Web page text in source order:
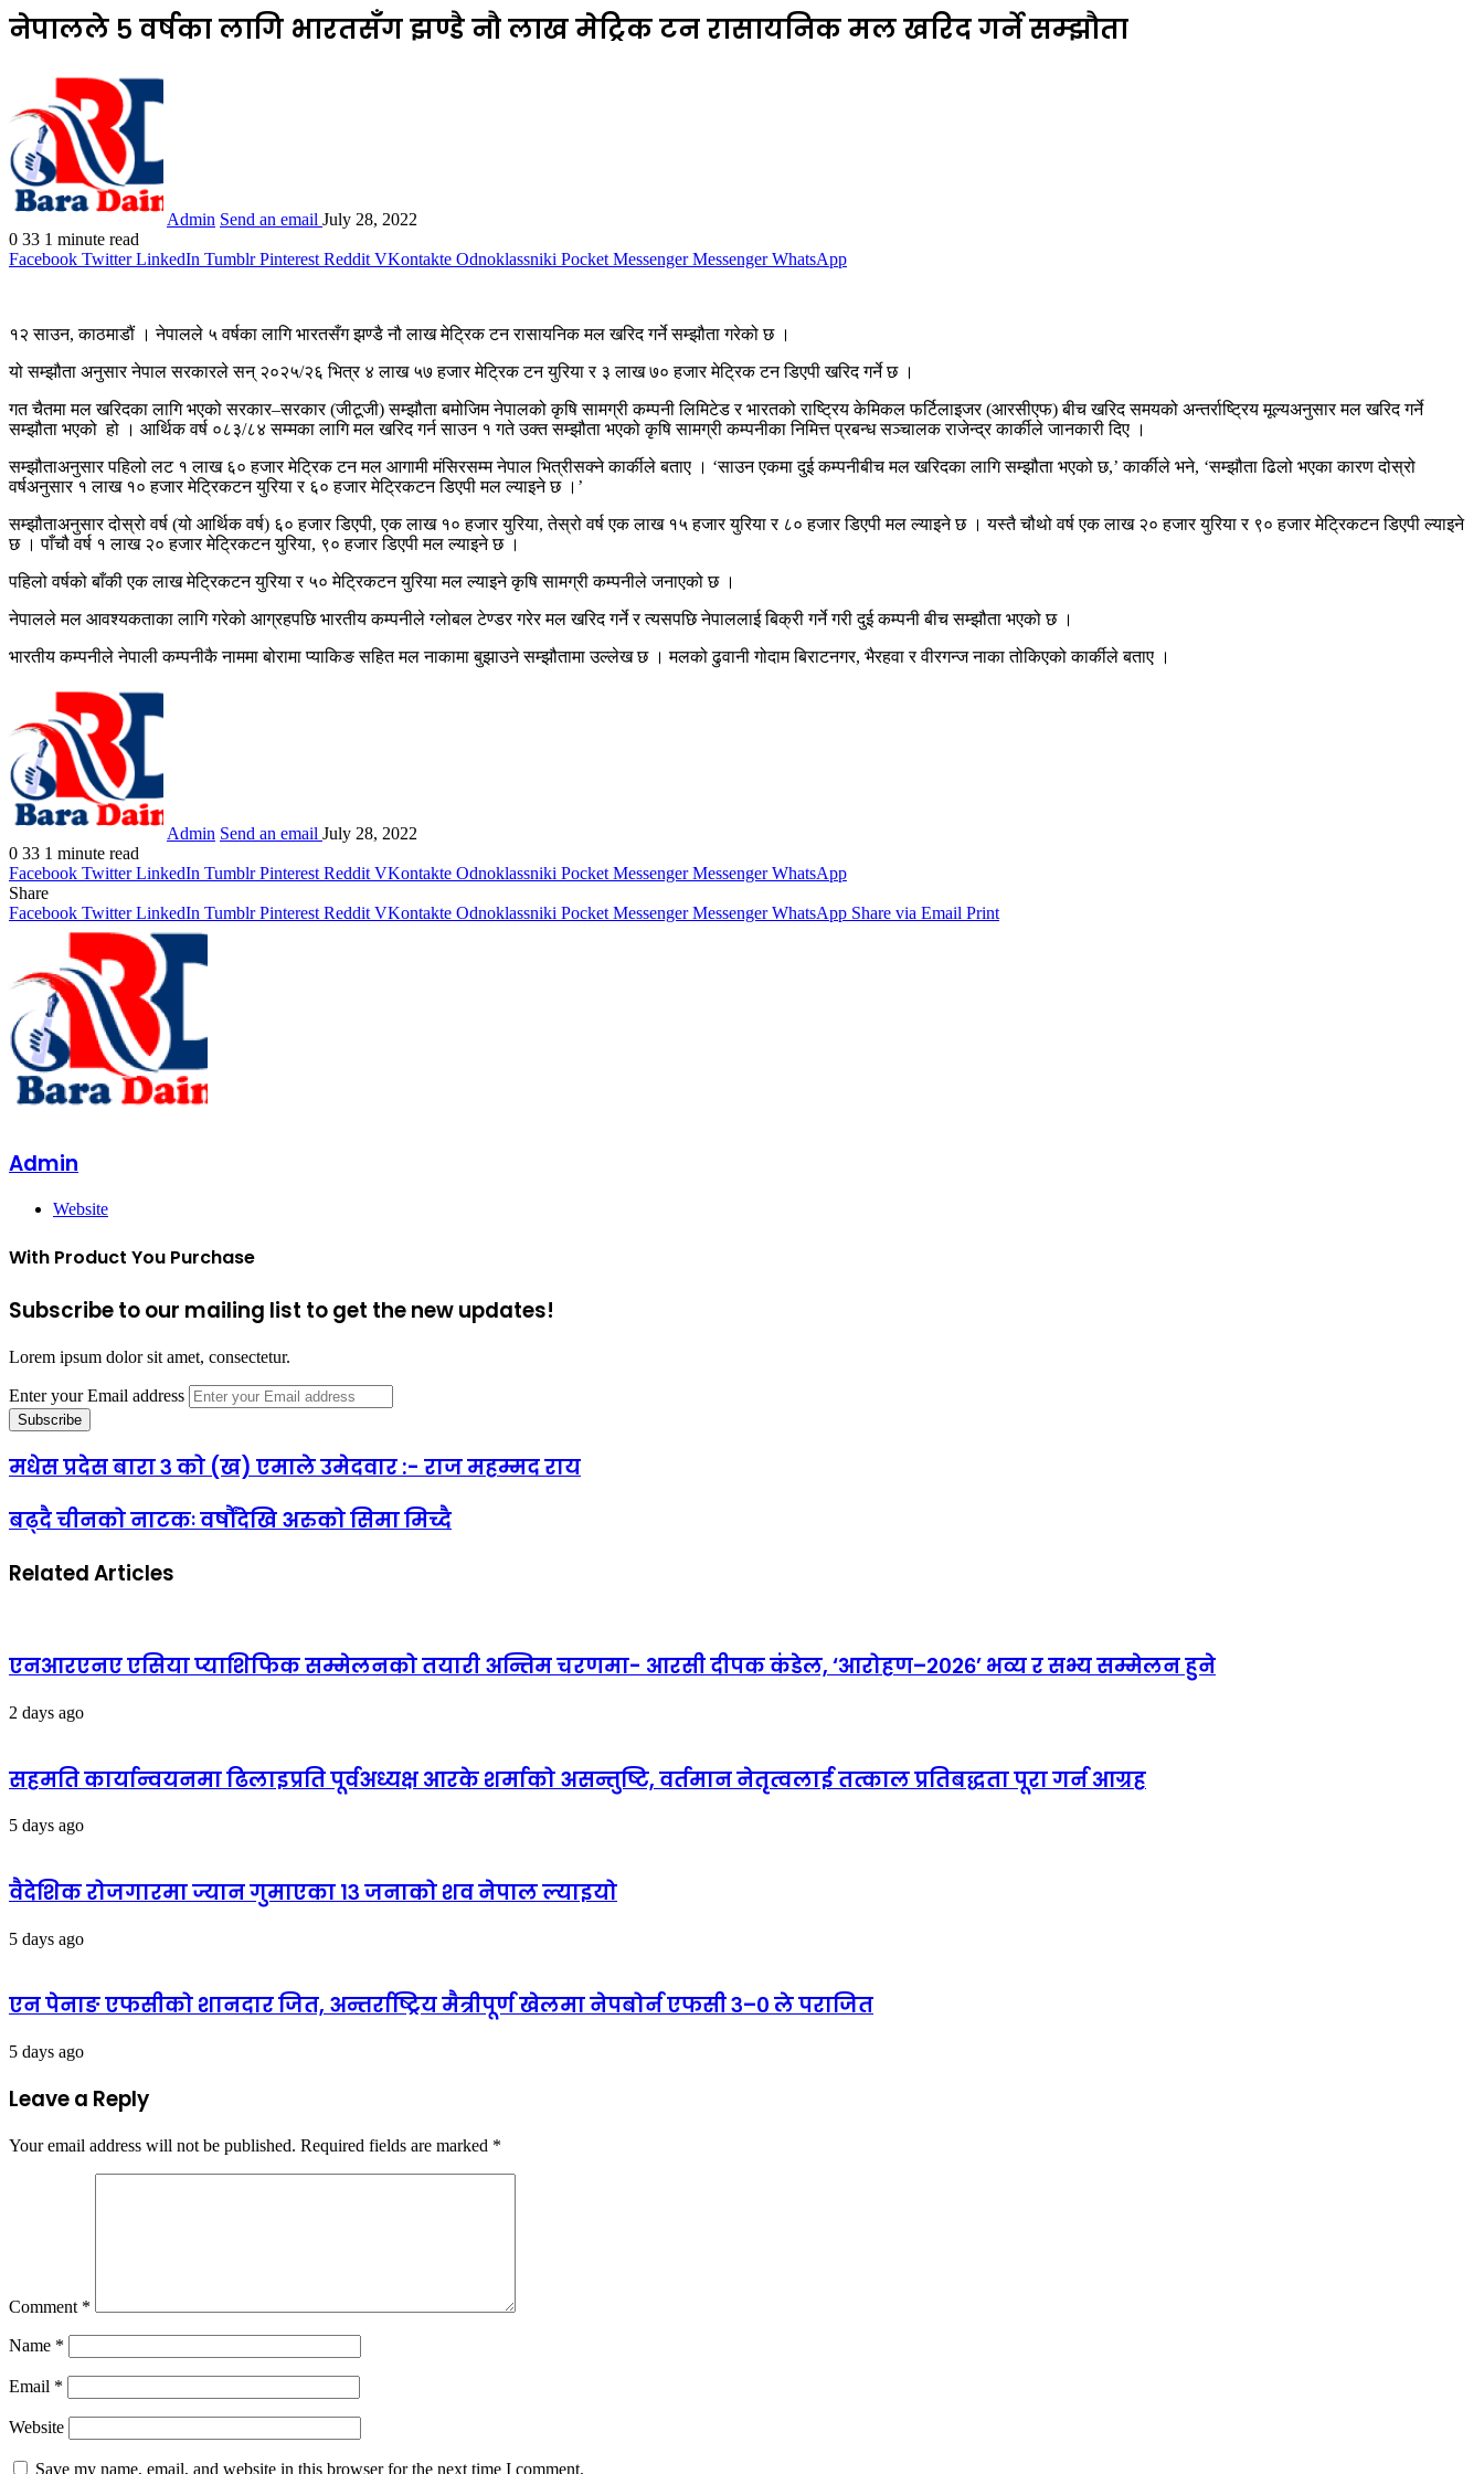
नेपालले ५ वर्षका लागि भारतसँग झण्डै नौ लाख मेट्रिक टन रासायनिक मल खरिद गर्ने सम्झौता
Admin Send an email July 28, 2022
0 33 1 minute read
Facebook Twitter LinkedIn Tumblr Pinterest Reddit VKontakte Odnoklassniki Pocket Messenger Messenger WhatsApp
१२ साउन, काठमाडौं । नेपालले ५ वर्षका लागि भारतसँग झण्डै नौ लाख मेट्रिक टन रासायनिक मल खरिद गर्ने सम्झौता गरेको छ ।
यो सम्झौता अनुसार नेपाल सरकारले सन् २०२५/२६ भित्र ४ लाख ५७ हजार मेट्रिक टन युरिया र ३ लाख ७० हजार मेट्रिक टन डिएपी खरिद गर्ने छ ।
गत चैतमा मल खरिदका लागि भएको सरकार–सरकार (जीटूजी) सम्झौता बमोजिम नेपालको कृषि सामग्री कम्पनी लिमिटेड र भारतको राष्ट्रिय केमिकल फर्टिलाइजर (आरसीएफ) बीच खरिद समयको अन्तर्राष्ट्रिय मूल्यअनुसार मल खरिद गर्ने
सम्झौता भएको हो । आर्थिक वर्ष ०८३/८४ सम्मका लागि मल खरिद गर्न साउन १ गते उक्त सम्झौता भएको कृषि सामग्री कम्पनीका निमित्त प्रबन्ध सञ्चालक राजेन्द्र कार्कीले जानकारी दिए ।
सम्झौताअनुसार पहिलो लट १ लाख ६० हजार मेट्रिक टन मल आगामी मंसिरसम्म नेपाल भित्रीसक्ने कार्कीले बताए । ‘साउन एकमा दुई कम्पनीबीच मल खरिदका लागि सम्झौता भएको छ,’ कार्कीले भने, ‘सम्झौता ढिलो भएका कारण दोस्रो
वर्षअनुसार १ लाख १० हजार मेट्रिकटन युरिया र ६० हजार मेट्रिकटन डिएपी मल ल्याइने छ ।’
सम्झौताअनुसार दोस्रो वर्ष (यो आर्थिक वर्ष) ६० हजार डिएपी, एक लाख १० हजार युरिया, तेस्रो वर्ष एक लाख १५ हजार युरिया र ८० हजार डिएपी मल ल्याइने छ । यस्तै चौथो वर्ष एक लाख २० हजार युरिया र ९० हजार मेट्रिकटन डिएपी ल्याइने
छ । पाँचौ वर्ष १ लाख २० हजार मेट्रिकटन युरिया, ९० हजार डिएपी मल ल्याइने छ ।
पहिलो वर्षको बाँकी एक लाख मेट्रिकटन युरिया र ५० मेट्रिकटन युरिया मल ल्याइने कृषि सामग्री कम्पनीले जनाएको छ ।
नेपालले मल आवश्यकताका लागि गरेको आग्रहपछि भारतीय कम्पनीले ग्लोबल टेण्डर गरेर मल खरिद गर्ने र त्यसपछि नेपाललाई बिक्री गर्ने गरी दुई कम्पनी बीच सम्झौता भएको छ ।
भारतीय कम्पनीले नेपाली कम्पनीकै नाममा बोरामा प्याकिङ सहित मल नाकामा बुझाउने सम्झौतामा उल्लेख छ । मलको ढुवानी गोदाम बिराटनगर, भैरहवा र वीरगन्ज नाका तोकिएको कार्कीले बताए ।
Admin Send an email July 28, 2022
0 33 1 minute read
Facebook Twitter LinkedIn Tumblr Pinterest Reddit VKontakte Odnoklassniki Pocket Messenger Messenger WhatsApp
Share
Facebook Twitter LinkedIn Tumblr Pinterest Reddit VKontakte Odnoklassniki Pocket Messenger Messenger WhatsApp Share via Email Print
Admin
Website
With Product You Purchase
Subscribe to our mailing list to get the new updates!
Lorem ipsum dolor sit amet, consectetur.
Enter your Email address
मधेस प्रदेस बारा ३ को (ख) एमाले उमेदवार :- राज महम्मद राय
बढ्दै चीनको नाटकः वर्षौंदेखि अरुको सिमा मिच्दै
Related Articles
एनआरएनए एसिया प्याशिफिक सम्मेलनको तयारी अन्तिम चरणमा- आरसी दीपक कंडेल, ‘आरोहण–२०२६’ भव्य र सभ्य सम्मेलन हुने
2 days ago
सहमति कार्यान्वयनमा ढिलाइप्रति पूर्वअध्यक्ष आरके शर्माको असन्तुष्टि, वर्तमान नेतृत्वलाई तत्काल प्रतिबद्धता पूरा गर्न आग्रह
5 days ago
वैदेशिक रोजगारमा ज्यान गुमाएका १३ जनाको शव नेपाल ल्याइयो
5 days ago
एन पेनाङ एफसीको शानदार जित, अन्तर्राष्ट्रिय मैत्रीपूर्ण खेलमा नेपबोर्न एफसी ३–० ले पराजित
5 days ago
Leave a Reply
Your email address will not be published. Required fields are marked *
Comment *
Name *
Email *
Website
Save my name, email, and website in this browser for the next time I comment.